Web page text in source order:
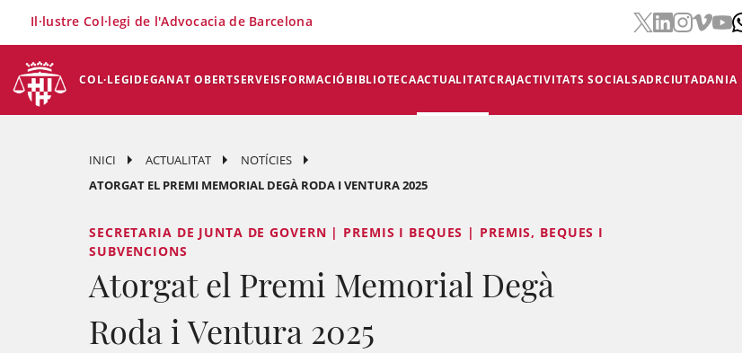
COL·LEGIDEGANAT OBERTSERVEISFORMACIÓBIBLIOTECAACTUALITATCRAJACTIVITATS SOCIALSADRCIUTADANIA
Il·lustre Col·legi de l'Advocacia de Barcelona
INICI ACTUALITAT
NOTÍCIES
ATORGAT EL PREMI MEMORIAL DEGÀ RODA I VENTURA 2025
SECRETARIA DE JUNTA DE GOVERN | PREMIS I BEQUES | PREMIS, BEQUES I
SUBVENCIONS
Atorgat el Premi Memorial Degà
Roda i Ventura 2025